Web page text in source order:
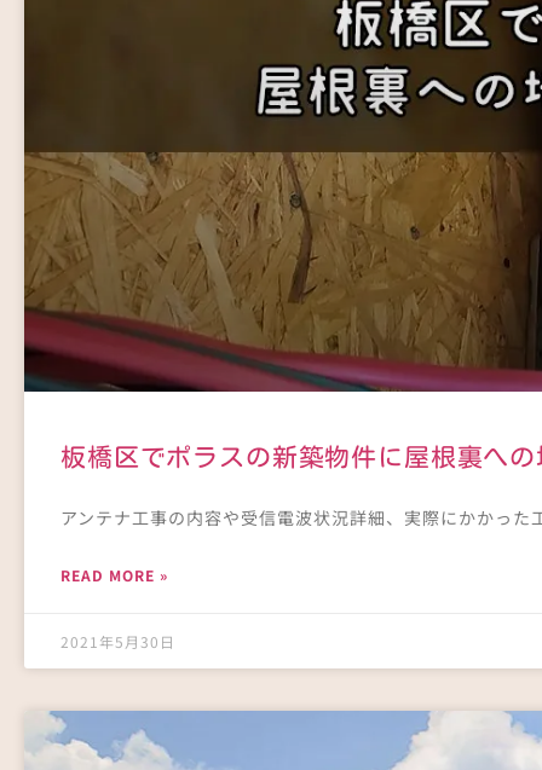
板橋区でポラスの新築物件に屋根裏へ
アンテナ工事の内容や受信電波状況詳細、実際にかかった
READ MORE »
2021年5月30日